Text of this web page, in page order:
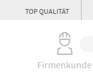
TOP QUALITÄT
Firmenkunde